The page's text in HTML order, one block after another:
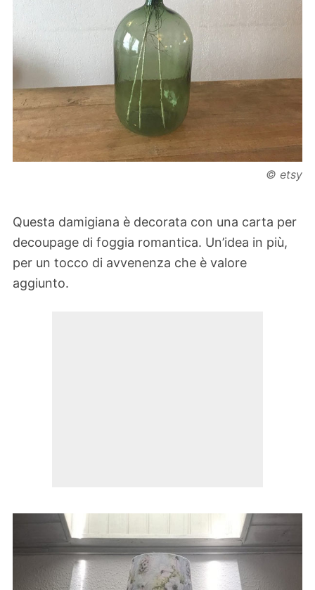
© etsy
Questa damigiana è decorata con una carta per
decoupage di foggia romantica. Un’idea in più,
per un tocco di avvenenza che è valore
aggiunto.